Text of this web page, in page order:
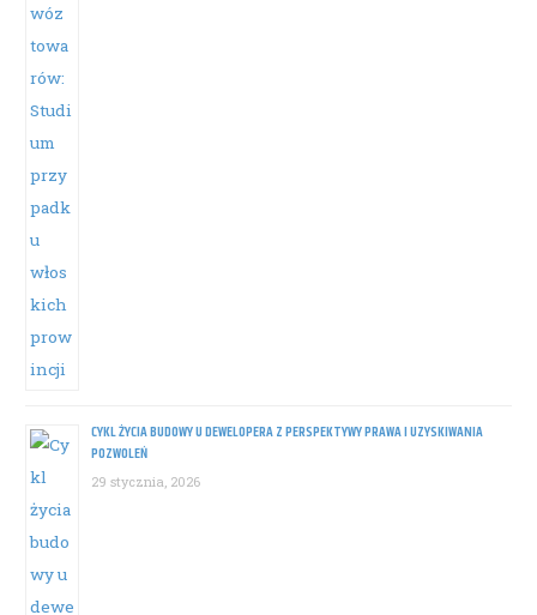
CYKL ŻYCIA BUDOWY U DEWELOPERA Z PERSPEKTYWY PRAWA I UZYSKIWANIA
POZWOLEŃ
29 stycznia, 2026